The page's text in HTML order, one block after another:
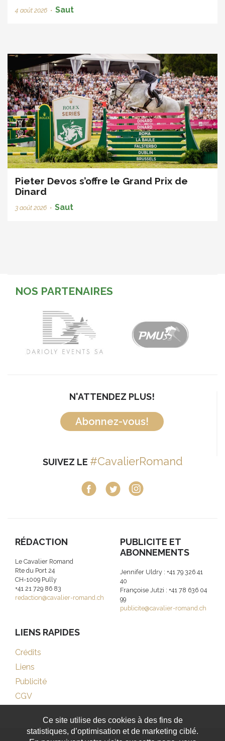
4 août 2026 • Saut
Pieter Devos s’offre le Grand Prix de
Dinard
3 août 2026 • Saut
NOS PARTENAIRES
N'ATTENDEZ PLUS!
Abonnez-vous!
SUIVEZ LE #CavalierRomand
RÉDACTION
Le Cavalier Romand
Rte du Port 24
CH-1009 Pully
+41 21 729 86 83
redaction@cavalier-romand.ch
PUBLICITE ET
ABONNEMENTS
Jennifer Uldry : +41 79 326 41
40
Françoise Jutzi : +41 78 636 04
99
publicite@cavalier-romand.ch
LIENS RAPIDES
Crédits
Liens
Publicité
CGV
Ce site utilise des cookies à des fins de
statistiques, d’optimisation et de marketing ciblé.